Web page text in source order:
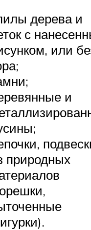
дерева и
с
или
и
природных